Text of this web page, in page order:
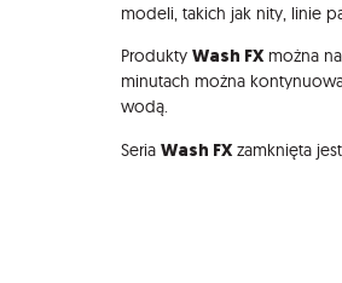
modeli, takich jak nity, linie
Produkty Wash FX można
minutach można
wodą.
Seria Wash FX zamknięta